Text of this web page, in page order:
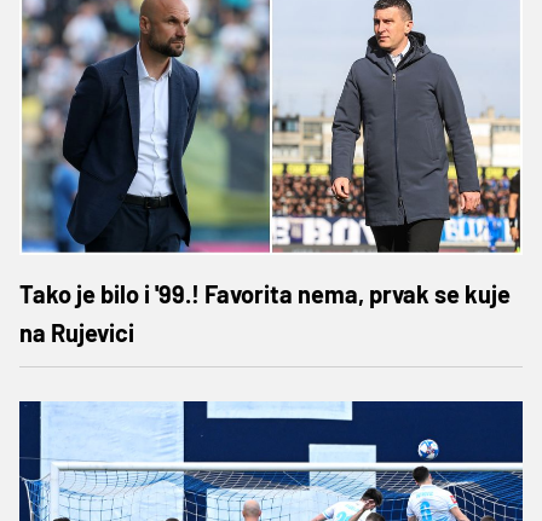
Tako je bilo i '99.! Favorita nema, prvak se kuje
na Rujevici